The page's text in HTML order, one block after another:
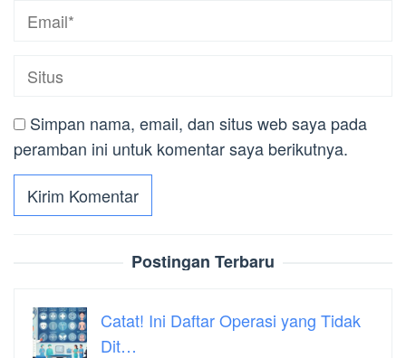
Simpan nama, email, dan situs web saya pada
peramban ini untuk komentar saya berikutnya.
Postingan Terbaru
Catat! Ini Daftar Operasi yang Tidak
Dit…